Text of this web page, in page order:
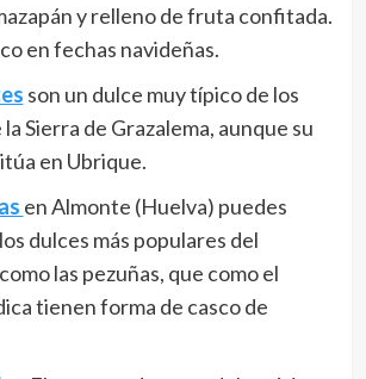
y relleno de fruta confitada.
en fechas navideñas.
son un dulce muy típico de los
Sierra de Grazalema, aunque su
en Ubrique.
en Almonte (Huelva) puedes
dulces más populares del
las pezuñas, que como el
tienen forma de casco de